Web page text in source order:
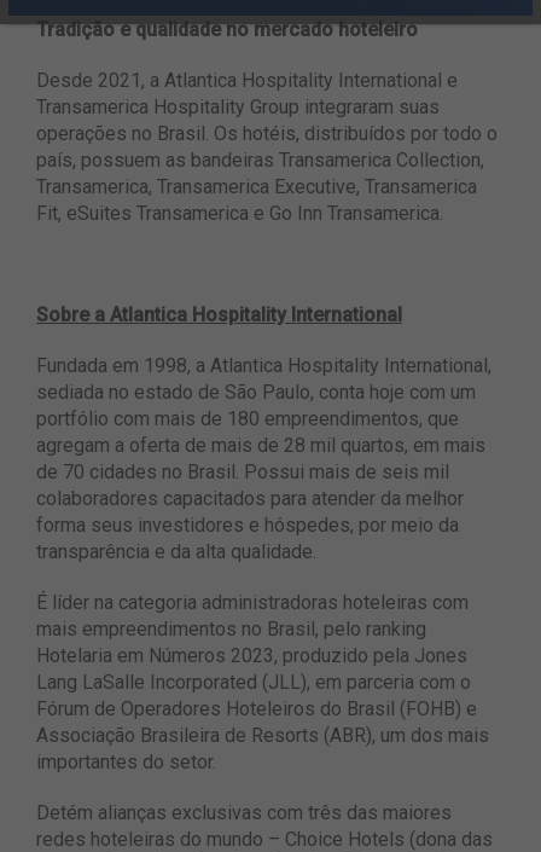
Tradição e qualidade no mercado hoteleiro
Desde 2021, a Atlantica Hospitality International e
Transamerica Hospitality Group integraram suas
operações no Brasil. Os hotéis, distribuídos por todo o
país, possuem as bandeiras Transamerica Collection,
Transamerica, Transamerica Executive, Transamerica
Fit, eSuites Transamerica e Go Inn Transamerica.
Sobre a Atlantica Hospitality International
Fundada em 1998, a Atlantica Hospitality International,
sediada no estado de São Paulo, conta hoje com um
portfólio com mais de 180 empreendimentos, que
agregam a oferta de mais de 28 mil quartos, em mais
de 70 cidades no Brasil. Possui mais de seis mil
colaboradores capacitados para atender da melhor
forma seus investidores e hóspedes, por meio da
transparência e da alta qualidade.
É líder na categoria administradoras hoteleiras com
mais empreendimentos no Brasil, pelo ranking
Hotelaria em Números 2023, produzido pela Jones
Lang LaSalle Incorporated (JLL), em parceria com o
Fórum de Operadores Hoteleiros do Brasil (FOHB) e
Associação Brasileira de Resorts (ABR), um dos mais
importantes do setor.
Detém alianças exclusivas com três das maiores
redes hoteleiras do mundo – Choice Hotels (dona das